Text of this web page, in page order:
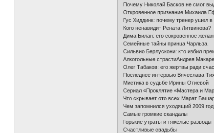
Почему Николай Басков не смог
Откровенное признание Михаила
Гус Хиддинк: почему тренер ушел в
Кого ненавидит Рената Литвинова?
Дима Билан: его сокровенное
Семейные тайны принца Чарльза.
Сильвио Берлускони: кто избил
Алкогольные страстиАндрея
Олег Табаков: его жертвы ради
Последнее интервью Вячеслава
Мистика в судьбе Ирины Отиевой
Сериал «Проклятие «Мастера и
Что скрывает ото всех Марат
Чем запомнился уходящий 2009
Самые громкие скандалы
Горькие утраты и тяжелые разводы
Счастливые свадьбы